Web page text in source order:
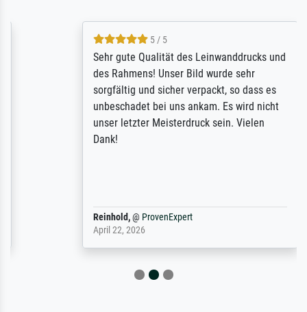
5 / 5
Sehr gute Qualität des Leinwanddrucks und
des Rahmens! Unser Bild wurde sehr
sorgfältig und sicher verpackt, so dass es
unbeschadet bei uns ankam. Es wird nicht
unser letzter Meisterdruck sein. Vielen
Reinhold,@ProvenExpert
April 22, 2026